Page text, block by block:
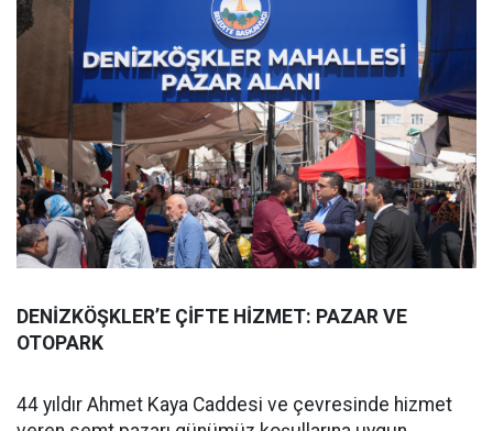
DENİZKÖŞKLER’E ÇİFTE HİZMET: PAZAR VE
OTOPARK
44 yıldır Ahmet Kaya Caddesi ve çevresinde hizmet